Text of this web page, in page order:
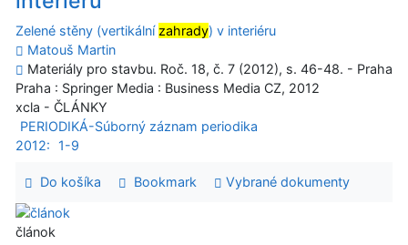
Zelené stěny (vertikální zahrady) v interiéru
Matouš Martin
Materiály pro stavbu. Roč. 18, č. 7 (2012), s. 46-48. - Praha
Praha : Springer Media : Business Media CZ, 2012
xcla - ČLÁNKY
PERIODIKÁ-Súborný záznam periodika
2012:
1-9
Do košíka Bookmark Vybrané dokumenty
článok